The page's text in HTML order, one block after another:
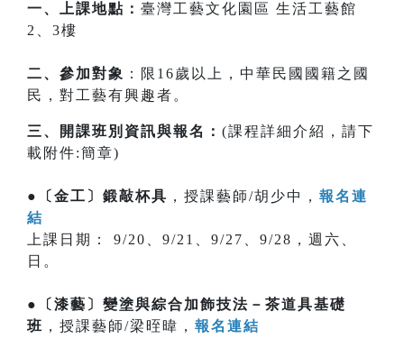
一、上課地點： 臺灣工藝文化園區 生活工藝館
2、3樓
二、參加對象 ：限16歲以上，中華民國國籍之國
民，對工藝有興趣者。
三、開課班別資訊與報名： (課程詳細介紹，請下
載附件:簡章)
●〔金工〕鍛敲杯具 ，授課藝師/胡少中， 報名連
結
上課日期： 9/20、9/21、9/27、9/28，週六、
日。
●〔漆藝〕變塗與綜合加飾技法－茶道具基礎
班 ，授課藝師/梁晊暐， 報名連結